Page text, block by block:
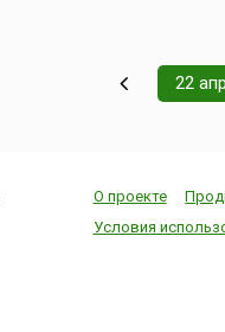
22
О проекте
Условия